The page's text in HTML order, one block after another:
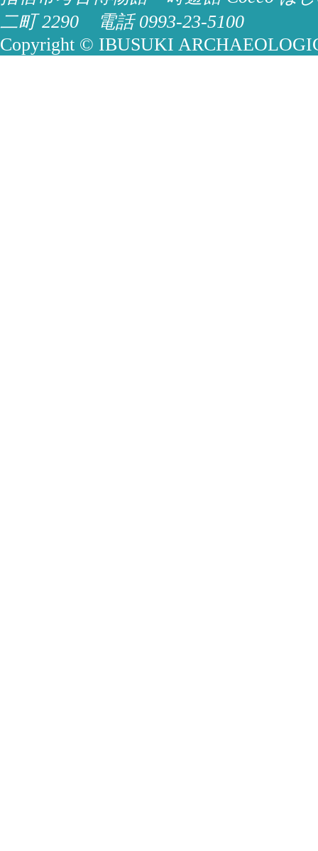
二町 2290 電話 0993-23-5100
Copyright © IBUSUKI